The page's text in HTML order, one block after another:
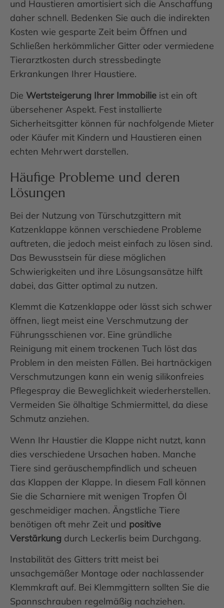
und Haustieren amortisiert sich die Anschaffung
daher schnell. Bedenken Sie auch die indirekten
Kosten wie gesparte Zeit beim Öffnen und
Schließen herkömmlicher Gitter oder vermiedene
Tierarztkosten durch stressbedingte
Erkrankungen Ihrer Haustiere.
Die Wertsteigerung Ihrer Immobilie ist ein oft
übersehener Aspekt. Fest installierte
Sicherheitsgitter können für nachfolgende Mieter
oder Käufer mit Kindern und Haustieren einen
echten Mehrwert darstellen.
Häufige Probleme und deren
Lösungen
Bei der Nutzung von Türschutzgittern mit
Katzenklappe können verschiedene Probleme
auftreten, die jedoch meist einfach zu lösen sind.
Das Bewusstsein für diese möglichen
Schwierigkeiten und ihre Lösungsansätze hilft
dabei, das Gitter optimal zu nutzen.
Klemmt die Katzenklappe oder lässt sich schwer
öffnen, liegt meist eine Verschmutzung der
Führungsschienen vor. Eine gründliche
Reinigung mit einem trockenen Tuch löst das
Problem in den meisten Fällen. Bei hartnäckigen
Verschmutzungen kann ein wenig silikonfreies
Pflegespray die Beweglichkeit wiederherstellen.
Vermeiden Sie ölhaltige Schmiermittel, da diese
Schmutz anziehen.
Wenn Ihr Haustier die Klappe nicht nutzt, kann
dies verschiedene Ursachen haben. Manche
Tiere sind geräuschempfindlich und scheuen
das Klappen der Klappe. In diesem Fall können
Sie die Scharniere mit wenigen Tropfen Öl
geschmeidiger machen. Ängstliche Tiere
benötigen oft mehr Zeit und positive
Verstärkung durch Leckerlis beim Durchgang.
Instabilität des Gitters tritt meist bei
unsachgemäßer Montage oder nachlassender
Klemmkraft auf. Bei Klemmgittern sollten Sie die
Spannschrauben regelmäßig nachziehen.